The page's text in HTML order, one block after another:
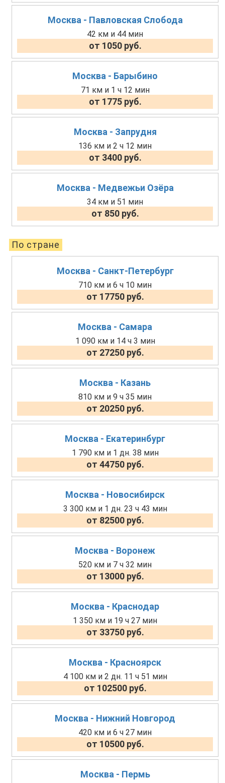
Москва - Павловская Слобода
42 км и 44 мин
от 1050 руб.
Москва - Барыбино
71 км и 1 ч 12 мин
от 1775 руб.
Москва - Запрудня
136 км и 2 ч 12 мин
от 3400 руб.
Москва - Медвежьи Озёра
34 км и 51 мин
от 850 руб.
По стране
Москва - Санкт-Петербург
710 км и 6 ч 10 мин
от 17750 руб.
Москва - Самара
1 090 км и 14 ч 3 мин
от 27250 руб.
Москва - Казань
810 км и 9 ч 35 мин
от 20250 руб.
Москва - Екатеринбург
1 790 км и 1 дн. 38 мин
от 44750 руб.
Москва - Новосибирск
3 300 км и 1 дн. 23 ч 43 мин
от 82500 руб.
Москва - Воронеж
520 км и 7 ч 32 мин
от 13000 руб.
Москва - Краснодар
1 350 км и 19 ч 27 мин
от 33750 руб.
Москва - Красноярск
4 100 км и 2 дн. 11 ч 51 мин
от 102500 руб.
Москва - Нижний Новгород
420 км и 6 ч 27 мин
от 10500 руб.
Москва - Пермь